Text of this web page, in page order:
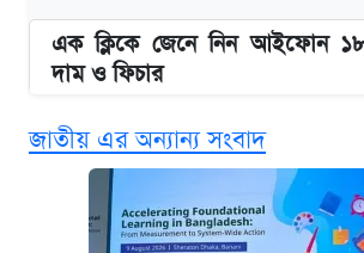
এক ক্লিকে জেনে নিন আইফোন ১৮
দাম ও ফিচার
নবম জাতীয় পে-স্কেল নিয়ে সর্বশেষ
পাঁচ দপ্তরে নতুন সচিব নিয়োগ দিল
জাতীয় এর অন্যান্য সংবাদ